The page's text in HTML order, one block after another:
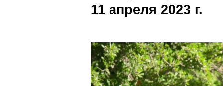
11 апреля 2023 г.